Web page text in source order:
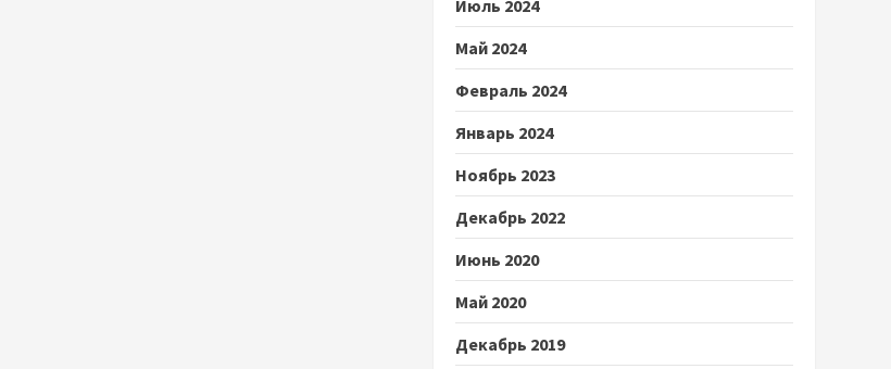
Июль 2024
Май 2024
Февраль 2024
Январь 2024
Ноябрь 2023
Декабрь 2022
Июнь 2020
Май 2020
Декабрь 2019